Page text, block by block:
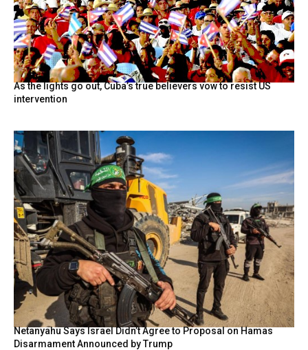
As the lights go out, Cuba’s true believers vow to resist US
intervention
Netanyahu Says Israel Didn’t Agree to Proposal on Hamas
Disarmament Announced by Trump